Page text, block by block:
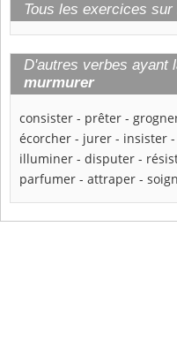
Tous les exercices sur
D'autres verbes ayant
murmurer
consister - prêter -
écorcher - jurer - insister -
illuminer - disputer -
parfumer - attraper -